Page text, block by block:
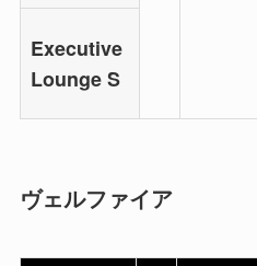
Executive
Lounge S
ヴェルファイア